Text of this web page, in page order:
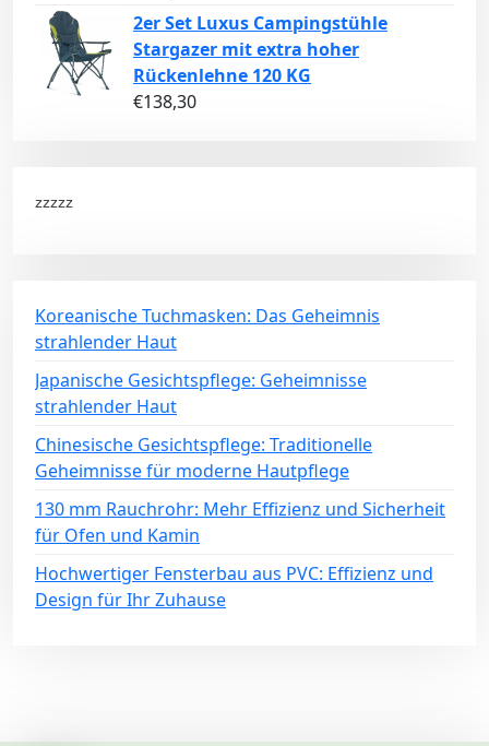
2er Set Luxus Campingstühle
Stargazer mit extra hoher
Rückenlehne 120 KG
€138,30
zzzzz
Koreanische Tuchmasken: Das Geheimnis
strahlender Haut
Japanische Gesichtspflege: Geheimnisse
strahlender Haut
Chinesische Gesichtspflege: Traditionelle
Geheimnisse für moderne Hautpflege
130 mm Rauchrohr: Mehr Effizienz und Sicherheit
für Ofen und Kamin
Hochwertiger Fensterbau aus PVC: Effizienz und
Design für Ihr Zuhause